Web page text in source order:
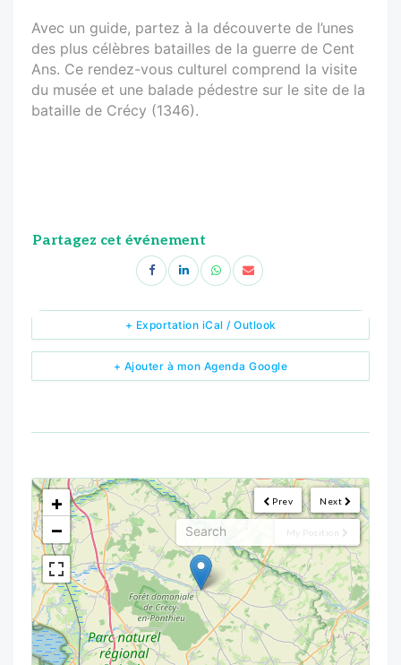
Avec un guide, partez à la découverte de l’unes
des plus célèbres batailles de la guerre de Cent
Ans. Ce rendez-vous culturel comprend la visite
du musée et une balade pédestre sur le site de la
bataille de Crécy (1346).
Partagez cet événement
+ Ajouter à mon Agenda Google
+ Exportation iCal / Outlook
Next
Prev
My Position
<!---->
+
−